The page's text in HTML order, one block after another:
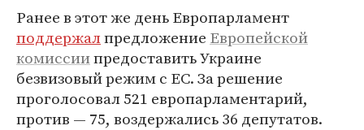
Ранее в этот же день Европарламент
поддержалпредложение Европейской
комиссиипредоставить Украине
безвизовый режим с ЕС. За решение
проголосовал 521 европарламентарий,
против — 75, воздержались 36 депутатов.